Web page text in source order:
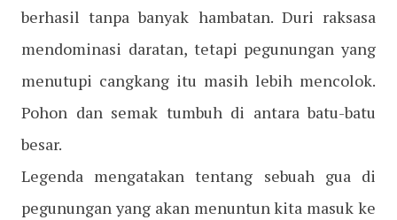
berhasil tanpa banyak hambatan. Duri raksasa
mendominasi daratan, tetapi pegunungan yang
menutupi cangkang itu masih lebih mencolok.
Pohon dan semak tumbuh di antara batu-batu
besar.
Legenda mengatakan tentang sebuah gua di
pegunungan yang akan menuntun kita masuk ke